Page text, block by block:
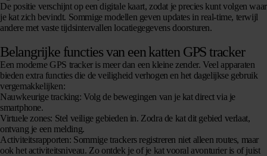
De positie verschijnt op een digitale kaart, zodat je precies kunt volgen waar
je kat zich bevindt. Sommige modellen geven updates in real-time, terwijl
andere met vaste tijdsintervallen locatiegegevens doorsturen.
Belangrijke functies van een katten GPS tracker
Een moderne GPS tracker is meer dan een kleine zender. Veel apparaten
bieden extra functies die de veiligheid verhogen en het dagelijkse gebruik
vergemakkelijken:
Nauwkeurige tracking: Volg de bewegingen van je kat direct via je
smartphone.
Virtuele zones: Stel veilige gebieden in. Zodra de kat dit gebied verlaat,
ontvang je een melding.
Activiteitsrapporten: Sommige trackers registreren niet alleen routes, maar
ook het activiteitsniveau. Zo ontdek je of je kat vooral avonturier is of juist